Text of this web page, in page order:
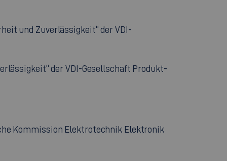
und Zuverlässigkeit“ der VDI-
der VDI-Gesellschaft Produkt-
Kommission Elektrotechnik Elektronik